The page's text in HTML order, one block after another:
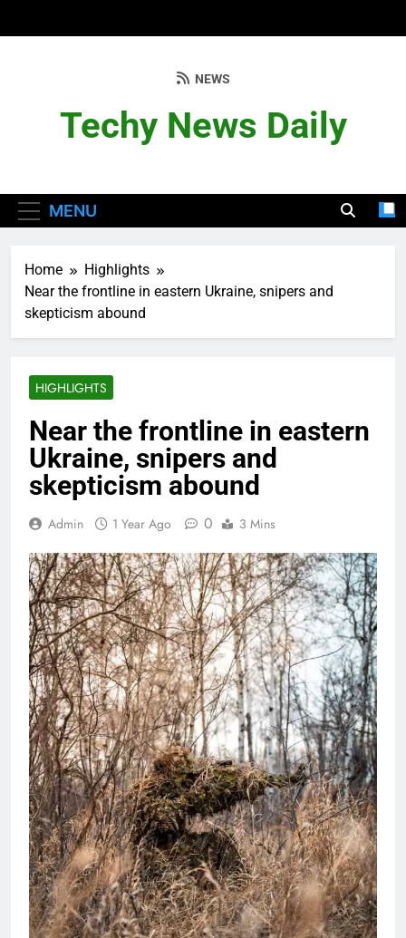
Techy News Daily
NEWS
MENU
Home
Highlights
Near the frontline in eastern Ukraine, snipers and
skepticism abound
HIGHLIGHTS
Near the frontline in eastern
Ukraine, snipers and
skepticism abound
Admin 1 Year Ago 0 3 Mins